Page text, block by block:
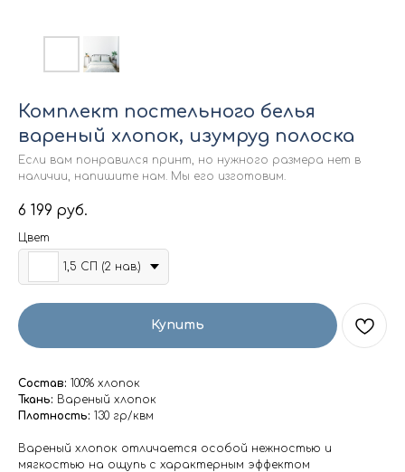
Комплект постельного белья
вареный хлопок, изумруд полоска
Если вам понравился принт, но нужного размера нет в
наличии, напишите нам. Мы его изготовим.
6 199 руб.
Цвет
1,5 СП (2 нав.)
Купить
Состав: 100% хлопок
Ткань: Вареный хлопок
Плотность: 130 гр/квм
Вареный хлопок отличается особой нежностью и
мягкостью на ощупь с характерным эффектом